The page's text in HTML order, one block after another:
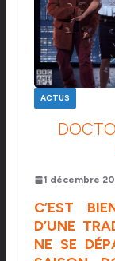
ACTUS
1 décembre
C’EST
D’UNE
NE SE